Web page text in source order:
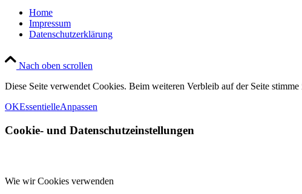
Home
Impressum
Datenschutzerklärung
Nach oben scrollen
Diese Seite verwendet Cookies. Beim weiteren Verbleib auf der Seite
OKEssentielleAnpassen
Cookie- und Datenschutzeinstellungen
Wie wir Cookies verwenden